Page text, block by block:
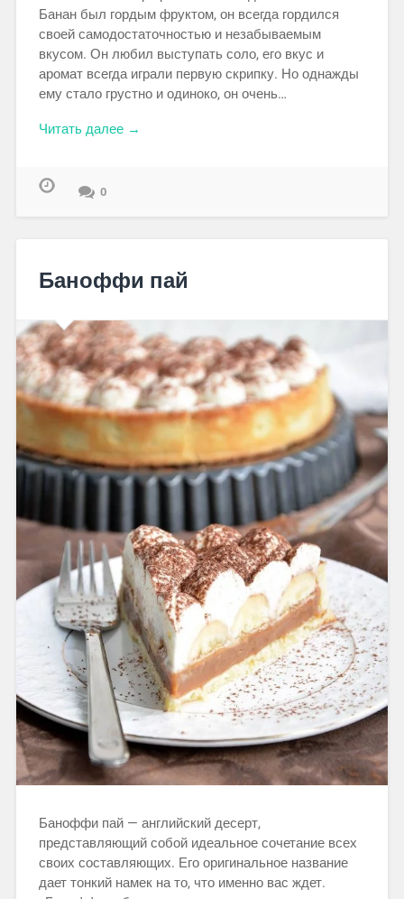
Банан был гордым фруктом, он всегда гордился
своей самодостаточностью и незабываемым
вкусом. Он любил выступать соло, его вкус и
аромат всегда играли первую скрипку. Но однажды
ему стало грустно и одиноко, он очень…
Читать далее →
0
Баноффи пай
Баноффи пай — английский десерт,
представляющий собой идеальное сочетание всех
своих составляющих. Его оригинальное название
дает тонкий намек на то, что именно вас ждет.